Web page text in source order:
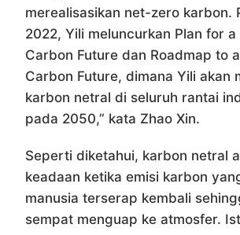
merealisasikan net-zero karbon.
2022, Yili meluncurkan Plan for
Carbon Future dan Roadmap to
Carbon Future, dimana Yili akan
karbon netral di seluruh rantai
pada 2050,” kata Zhao Xin.
Seperti diketahui, karbon netral
keadaan ketika emisi karbon
manusia terserap kembali
sempat menguap ke atmosfer.